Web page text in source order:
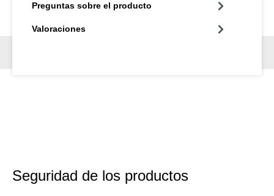
Preguntas sobre el producto
Valoraciones
Seguridad de los productos